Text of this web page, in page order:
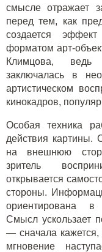
смысле отражает
перед тем, как
создается
форматом арт-
Климцова, ведь
заключалась в
артистическом
кинокадров,
Особая техника
действия картины.
на внешнюю
зритель
открывается
стороны.
ориентирована в
Смысл ускользает
— сначала кажется,
мгновение